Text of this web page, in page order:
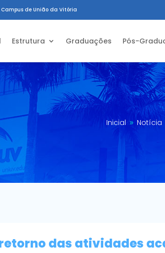
Campus de União da Vitória
Estrutura Graduações Pós-
Inicial 9 Notícia
das atividades